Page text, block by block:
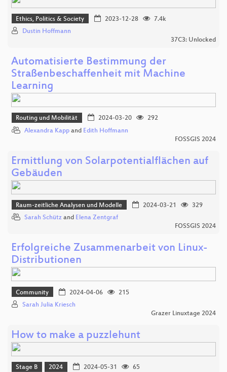
Ethics, Politics & Society 2023-12-28
7.4k
Dustin Hoffmann
37C3: Unlocked
Automatisierte Bestimmung der
Straßenbeschaffenheit mit Machine
Learning
Routing und Mobilität 2024-03-20
292
Alexandra Kapp and Edith Hoffmann
FOSSGIS 2024
Ermittlung von Solarpotentialflächen auf
Gebäuden
Raum-zeitliche Analysen und Modelle 2024-03-21
329
Sarah Schütz and Elena Zentgraf
FOSSGIS 2024
Erfolgreiche Zusammenarbeit von Linux-
Distributionen
Community 2024-04-06
215
Sarah Julia Kriesch
Grazer Linuxtage 2024
How to make a puzzlehunt
Stage B 2024 2024-05-31
65